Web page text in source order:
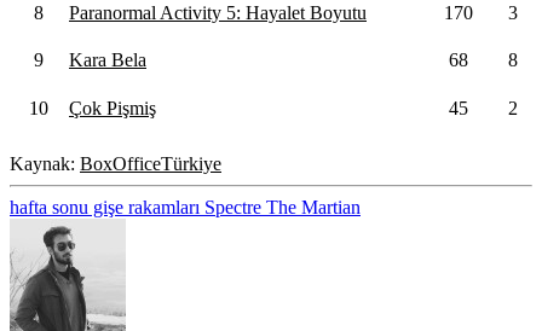
8 Paranormal Activity 5: Hayalet Boyutu 170 3
9 Kara Bela 68 8
10 Çok Pişmiş 45 2
Kaynak: BoxOfficeTürkiye
hafta sonu gişe rakamları Spectre The Martian